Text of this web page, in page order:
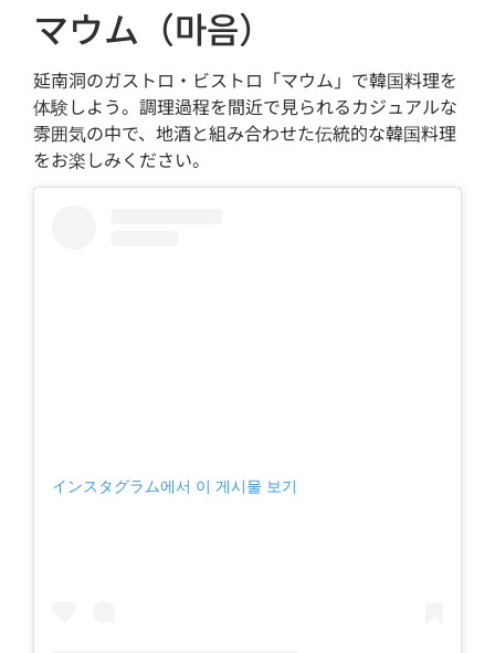
マウム（마음）
延南洞のガストロ・ビストロ「マウム」で韓国料理を
体験しよう。調理過程を間近で見られるカジュアルな
雰囲気の中で、地酒と組み合わせた伝統的な韓国料理
をお楽しみください。
インスタグラム에서 이 게시물 보기